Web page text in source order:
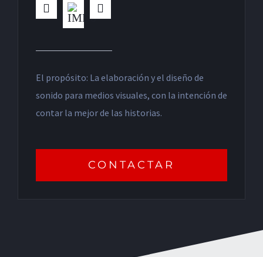
El propósito: La elaboración y el diseño de
sonido para medios visuales, con la intención de
contar la mejor de las historias.
CONTACTAR